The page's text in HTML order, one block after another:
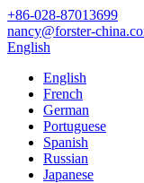
+86-028-87013699
nancy@forster-
English
English
French
German
Portuguese
Spanish
Russian
Japanese